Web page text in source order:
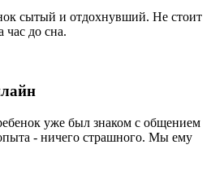
сытый и отдохнувший. Не стоит
час до сна.
уже был знаком с общением
- ничего страшного. Мы ему